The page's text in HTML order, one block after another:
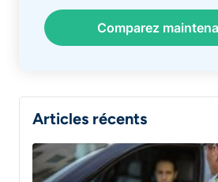
Comparez
Articles récents